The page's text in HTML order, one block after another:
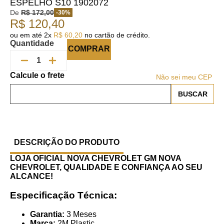
ESPELHO S10 1902072
De R$ 172,00 -30%
R$ 120,40
ou em até 2x R$ 60 20 no cartão de crédito.
Quantidade
COMPRAR
Não sei meu CEP
DESCRIÇÃO DO PRODUTO
LOJA OFICIAL NOVA CHEVROLET GM NOVA
CHEVROLET, QUALIDADE E CONFIANÇA AO SEU
ALCANCE!
Especificação Técnica:
Garantia: 3 Meses